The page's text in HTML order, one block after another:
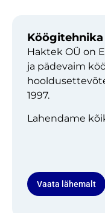
Haktek OÜ on
ja pädevaim
1997.
Lahendame
Vaata lähemalt